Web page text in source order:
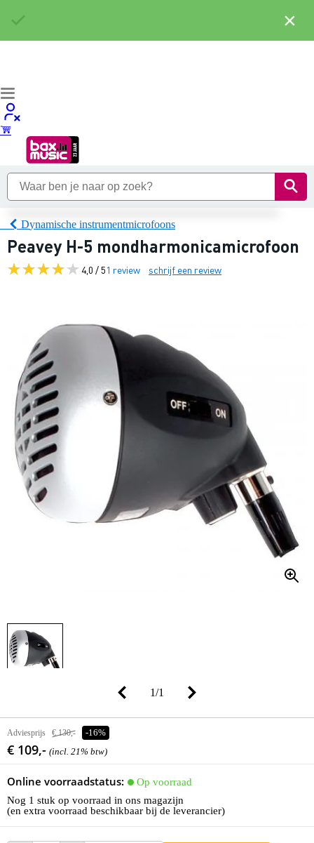
Dynamische instrumentmicrofoons
Peavey H-5 mondharmonicamicrofoon
4,0 / 51 review schrijf een review
1/1
Adviesprijs € 130,- -16%
€ 109,- (incl. 21% btw)
Online voorraadstatus:
Op voorraad
Nog 1 stuk op voorraad in ons magazijn
(en extra voorraad beschikbaar bij de leverancier)
×